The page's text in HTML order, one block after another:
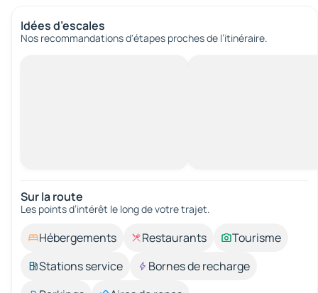
Idées d’escales
Nos recommandations d'étapes proches de l’itinéraire.
Sur la route
Les points d’intérêt le long de votre trajet.
Hébergements Restaurants
Tourisme
Stations service
Bornes de recharge